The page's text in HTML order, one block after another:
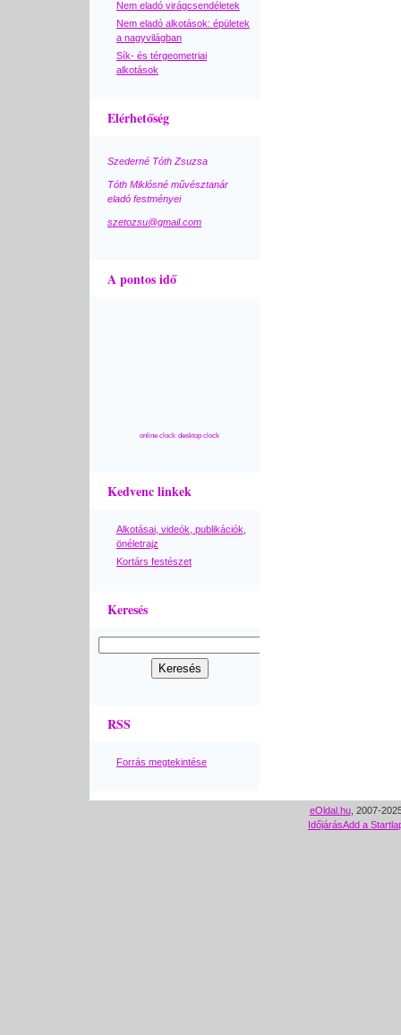
Nem eladó virágcsendéletek
Nem eladó alkotások: épületek
a nagyvilágban
Sík- és térgeometriai
alkotások
Elérhetőség
Szederné Tóth Zsuzsa
Tóth Miklósné művésztanár
eladó festményei
szetozsu@gmail.com
A pontos idő
online clock desktop clock
Kedvenc linkek
Alkotásai, videók, publikációk,
önéletrajz
Kortárs festészet
Keresés
RSS
Forrás megtekintése
eOldal.hu, 2007-
IdőjárásAdd a